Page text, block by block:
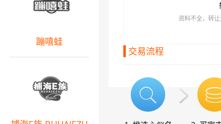
资料不全，转
交易流程
蹦嘻蛙